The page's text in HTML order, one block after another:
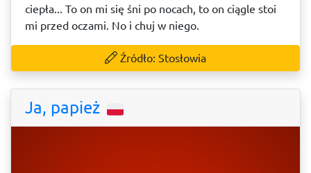
ciepła... To on mi się śni po nocach, to on ciągle stoi
mi przed oczami. No i chuj w niego.
Źródło: Stosłowia
Ja, papież